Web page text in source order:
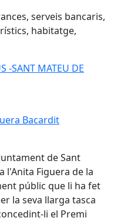
serveis bancaris,
habitatge,
-SANT MATEU DE
Bacardit
Bacardit
de Sant
l'Anita Figuera de la
públic que li ha fet
la seva llarga tasca
li el Premi